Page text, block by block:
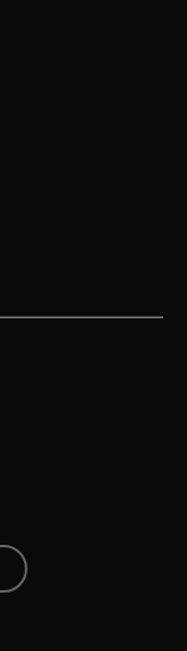
a new tab
tab